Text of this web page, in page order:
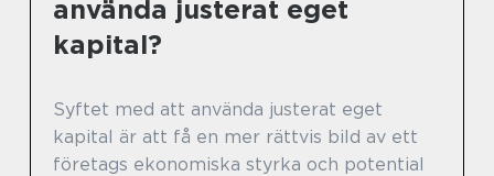
använda justerat eget
kapital?
Syftet med att använda justerat eget
kapital är att få en mer rättvis bild av ett
företags ekonomiska styrka och potential